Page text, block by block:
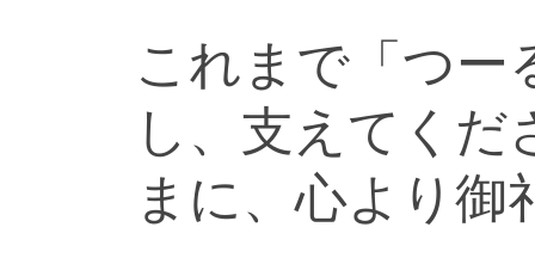
これまで「つー
し、支えてく
まに、心より御